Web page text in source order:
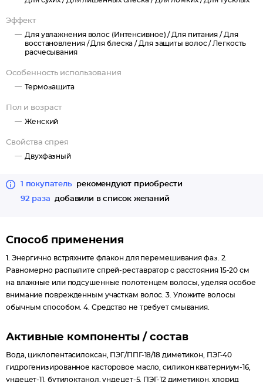
Эффект
Для увлажнения волос (Интенсивное) / Для питания / Для
восстановления /Для блеска / Для защиты волос / Легкость
расчесывания
Особенность использования
Термозащита
Пол и возраст
Женский
Свойства спрея
Двухфазный
1 покупатель
рекомендуют приобрести
92 раза
добавили в список желаний
Способ применения
1. Энергично встряхните флакон для перемешивания фаз. 2.
Равномерно распылите спрей-реставратор с расстояния 15-20 см
на влажные или подсушенные полотенцем волосы, уделяя особое
внимание поврежденным участкам волос. 3. Уложите волосы
обычным способом. 4. Средство не требует смывания.
Активные компоненты / состав
Вода, циклопентасилоксан, ПЭГ/ППГ-18/18 диметикон, ПЭГ-40
гидрогенизированное касторовое масло, силикон кватерниум-16,
ундецет-11, бутилоктанол, ундецет-5, ПЭГ-12 диметикон, хлорид